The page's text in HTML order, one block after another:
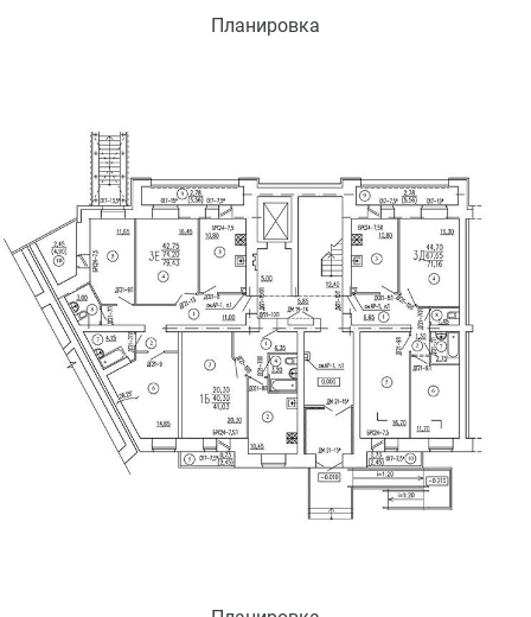
Планировка